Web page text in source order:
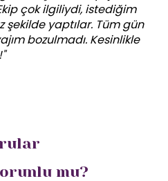
çok ilgiliydi, istediğim
şekilde yaptılar. Tüm gün
bozulmadı. Kesinlikle
mu?